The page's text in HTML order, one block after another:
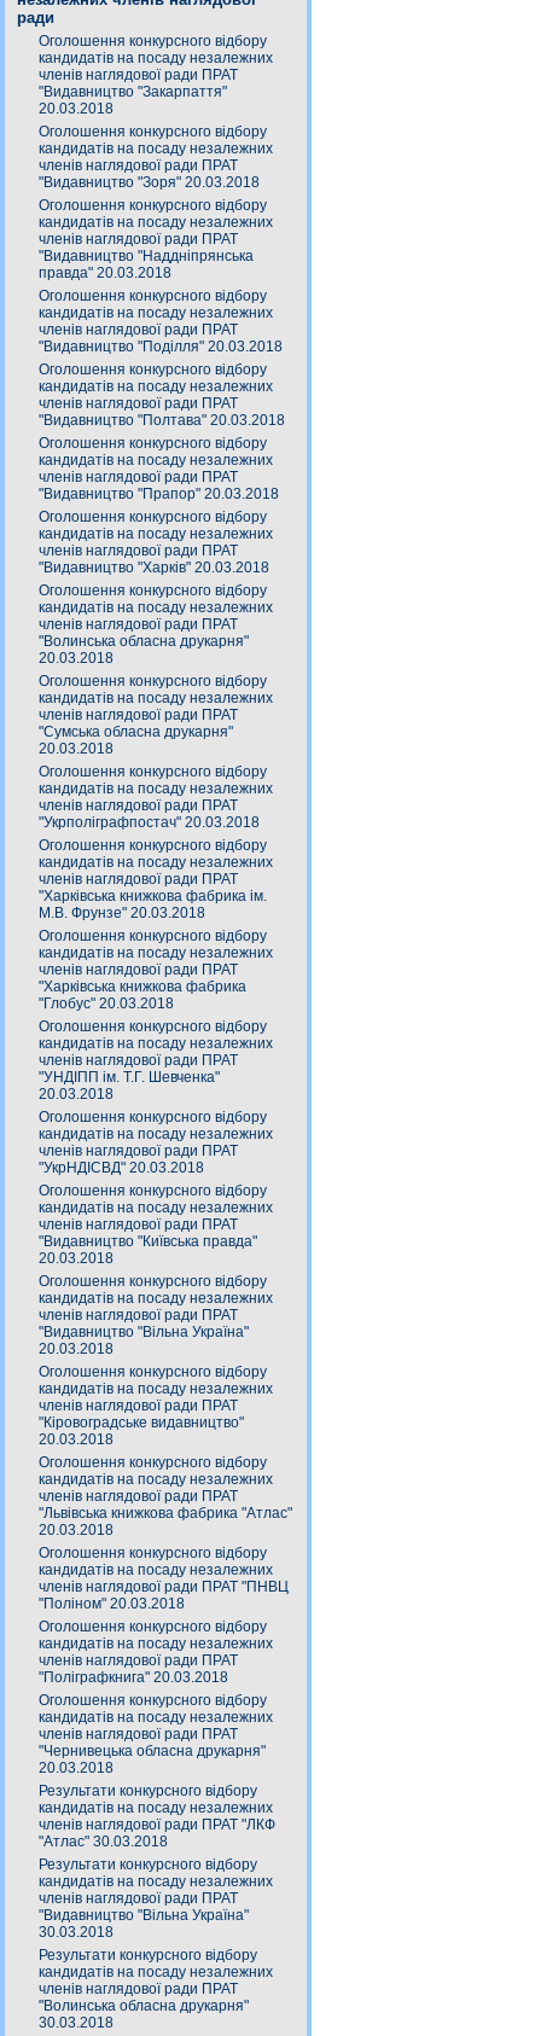
ради
Оголошення конкурсного відбору
кандидатів на посаду незалежних
членів наглядової ради ПРАТ
"Видавництво "Закарпаття"
20.03.2018
Оголошення конкурсного відбору
кандидатів на посаду незалежних
членів наглядової ради ПРАТ
"Видавництво "Зоря" 20.03.2018
Оголошення конкурсного відбору
кандидатів на посаду незалежних
членів наглядової ради ПРАТ
"Видавництво "Наддніпрянська
правда" 20.03.2018
Оголошення конкурсного відбору
кандидатів на посаду незалежних
членів наглядової ради ПРАТ
"Видавництво "Поділля" 20.03.2018
Оголошення конкурсного відбору
кандидатів на посаду незалежних
членів наглядової ради ПРАТ
"Видавництво "Полтава" 20.03.2018
Оголошення конкурсного відбору
кандидатів на посаду незалежних
членів наглядової ради ПРАТ
"Видавництво "Прапор" 20.03.2018
Оголошення конкурсного відбору
кандидатів на посаду незалежних
членів наглядової ради ПРАТ
"Видавництво "Харків" 20.03.2018
Оголошення конкурсного відбору
кандидатів на посаду незалежних
членів наглядової ради ПРАТ
"Волинська обласна друкарня"
20.03.2018
Оголошення конкурсного відбору
кандидатів на посаду незалежних
членів наглядової ради ПРАТ
"Сумська обласна друкарня"
20.03.2018
Оголошення конкурсного відбору
кандидатів на посаду незалежних
членів наглядової ради ПРАТ
"Укрполіграфпостач" 20.03.2018
Оголошення конкурсного відбору
кандидатів на посаду незалежних
членів наглядової ради ПРАТ
"Харківська книжкова фабрика ім.
М.В. Фрунзе" 20.03.2018
Оголошення конкурсного відбору
кандидатів на посаду незалежних
членів наглядової ради ПРАТ
"Харківська книжкова фабрика
"Глобус" 20.03.2018
Оголошення конкурсного відбору
кандидатів на посаду незалежних
членів наглядової ради ПРАТ
"УНДІПП ім. Т.Г. Шевченка"
20.03.2018
Оголошення конкурсного відбору
кандидатів на посаду незалежних
членів наглядової ради ПРАТ
"УкрНДІСВД" 20.03.2018
Оголошення конкурсного відбору
кандидатів на посаду незалежних
членів наглядової ради ПРАТ
"Видавництво "Київська правда"
20.03.2018
Оголошення конкурсного відбору
кандидатів на посаду незалежних
членів наглядової ради ПРАТ
"Видавництво "Вільна Україна"
20.03.2018
Оголошення конкурсного відбору
кандидатів на посаду незалежних
членів наглядової ради ПРАТ
"Кіровоградське видавництво"
20.03.2018
Оголошення конкурсного відбору
кандидатів на посаду незалежних
членів наглядової ради ПРАТ
"Львівська книжкова фабрика "Атлас"
20.03.2018
Оголошення конкурсного відбору
кандидатів на посаду незалежних
членів наглядової ради ПРАТ "ПНВЦ
"Поліном" 20.03.2018
Оголошення конкурсного відбору
кандидатів на посаду незалежних
членів наглядової ради ПРАТ
"Поліграфкнига" 20.03.2018
Оголошення конкурсного відбору
кандидатів на посаду незалежних
членів наглядової ради ПРАТ
"Чернивецька обласна друкарня"
20.03.2018
Результати конкурсного відбору
кандидатів на посаду незалежних
членів наглядової ради ПРАТ "ЛКФ
"Атлас" 30.03.2018
Результати конкурсного відбору
кандидатів на посаду незалежних
членів наглядової ради ПРАТ
"Видавництво "Вільна Україна"
30.03.2018
Результати конкурсного відбору
кандидатів на посаду незалежних
членів наглядової ради ПРАТ
"Волинська обласна друкарня"
30.03.2018